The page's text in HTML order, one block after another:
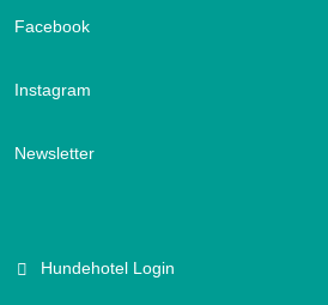
Facebook
Instagram
Newsletter
Hundehotel Login